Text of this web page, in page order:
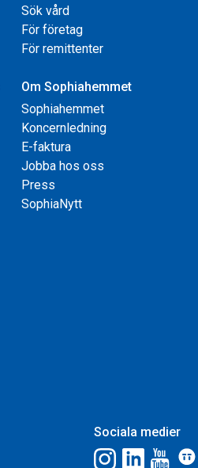
Sök vård
För företag
För remittenter
Om Sophiahemmet
Sophiahemmet
Koncernledning
E-faktura
Jobba hos oss
Press
SophiaNytt
Sociala medier